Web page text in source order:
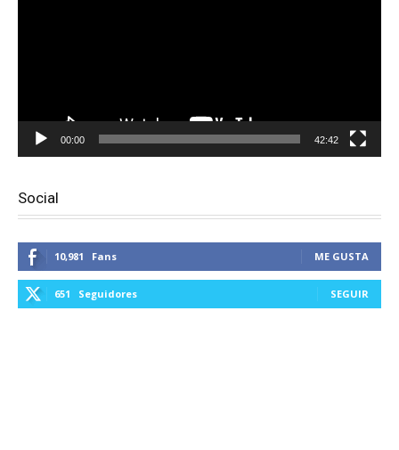
00:00 42:42
Social
10,981 Fans ME GUSTA
651 Seguidores SEGUIR